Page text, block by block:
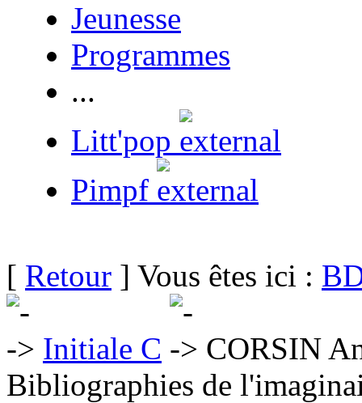
Jeunesse
Programmes
...
Litt'pop
Pimpf
[ Retour ] Vous êtes ici :
Initiale C
CORSIN
Bibliographies de